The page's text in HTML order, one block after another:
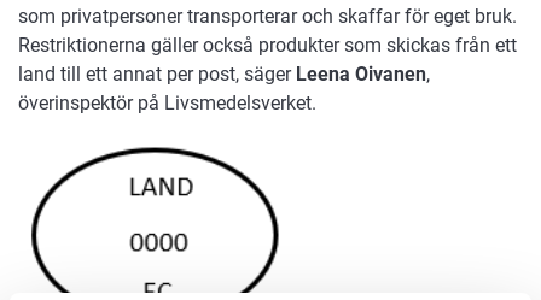
som privatpersoner transporterar och skaffar för eget bruk.
Restriktionerna gäller också produkter som skickas från ett
land till ett annat per post, säger Leena Oivanen,
överinspektör på Livsmedelsverket.